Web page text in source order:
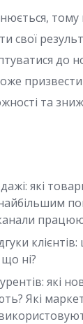
свої
до
та
які
ні?
які
Які